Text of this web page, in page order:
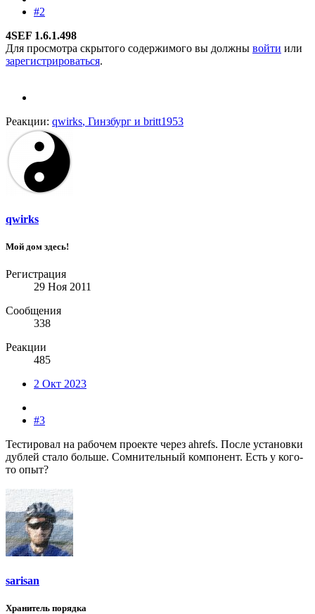
#2
4SEF 1.6.1.498
Для просмотра скрытого содержимого вы должны войти или
зарегистрироваться.
Реакции: qwirks, Гинзбург и britt1953
qwirks
Мой дом здесь!
Регистрация
29 Ноя 2011
Сообщения
338
Реакции
485
2 Окт 2023
#3
Тестировал на рабочем проекте через ahrefs. После установки
дублей стало больше. Сомнительный компонент. Есть у кого-
то опыт?
sarisan
Хранитель порядка